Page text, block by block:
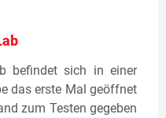
befindet sich in einer
das erste Mal geöffnet
zum Testen gegeben